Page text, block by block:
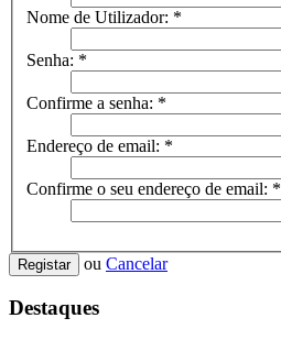
Nome de Utilizador: *
Senha: *
Confirme a senha: *
Endereço de email: *
Confirme o seu endereço de email: *
Registar ou Cancelar
Destaques